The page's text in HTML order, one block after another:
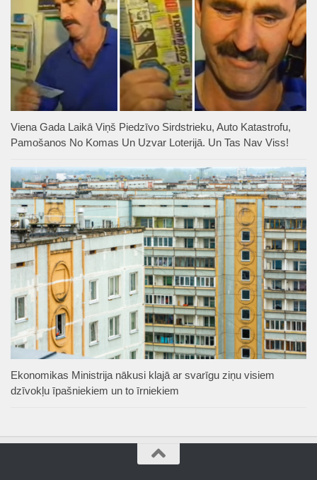
Viena Gada Laikā Viņš Piedzīvo Sirdstrieku, Auto Katastrofu,
Pamošanos No Komas Un Uzvar Loterijā. Un Tas Nav Viss!
Ekonomikas Ministrija nākusi klajā ar svarīgu ziņu visiem
dzīvokļu īpašniekiem un to īrniekiem